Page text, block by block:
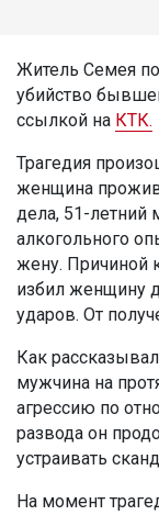
Житель Семея
убийство
ссылкой на КТК.
Трагедия
женщина
дела, 51-летний
алкогольного
жену. Причиной
избил женщину
ударов. От
Как
мужчина на
агрессию по
развода он
устраивать
На момент